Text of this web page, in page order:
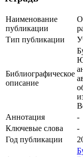
Наименование
публикации
Тип публикации
Библиографическое
описание
Аннотация
-
Ключевые cлова
-
Год публикации